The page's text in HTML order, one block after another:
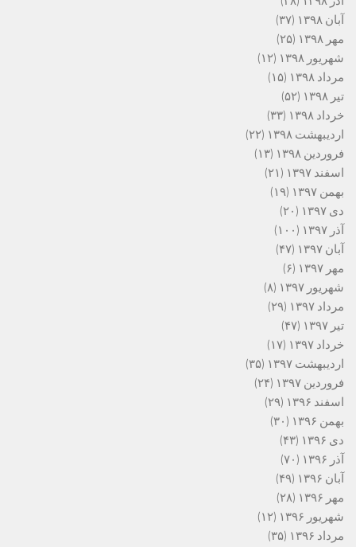
آبان ۱۳۹۸
(۳۷)
مهر ۱۳۹۸
(۲۵)
شهریور ۱۳۹۸
(۱۲)
مرداد ۱۳۹۸
(۱۵)
تیر ۱۳۹۸
(۵۲)
خرداد ۱۳۹۸
(۳۳)
اردیبهشت ۱۳۹۸
(۲۲)
فروردین ۱۳۹۸
(۱۳)
اسفند ۱۳۹۷
(۲۱)
بهمن ۱۳۹۷
(۱۹)
دی ۱۳۹۷
(۲۰)
آذر ۱۳۹۷
(۱۰۰)
آبان ۱۳۹۷
(۴۷)
مهر ۱۳۹۷
(۶)
شهریور ۱۳۹۷
(۸)
مرداد ۱۳۹۷
(۲۹)
تیر ۱۳۹۷
(۴۷)
خرداد ۱۳۹۷
(۱۷)
اردیبهشت ۱۳۹۷
(۳۵)
فروردین ۱۳۹۷
(۲۴)
اسفند ۱۳۹۶
(۲۹)
بهمن ۱۳۹۶
(۳۰)
دی ۱۳۹۶
(۴۳)
آذر ۱۳۹۶
(۷۰)
آبان ۱۳۹۶
(۴۹)
مهر ۱۳۹۶
(۲۸)
شهریور ۱۳۹۶
(۱۲)
مرداد ۱۳۹۶
(۳۵)